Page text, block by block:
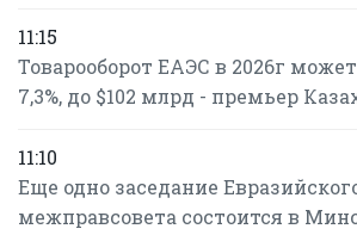
11:15
Товарооборот ЕАЭС в 2026г
7,3%, до $102 млрд - премьер
11:10
Еще одно заседание
межправсовета состоится в